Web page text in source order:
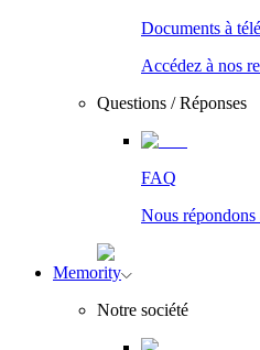
Documents à
Accédez à nos
Questions / Réponses
FAQ
Nous répondons
Memority
Notre société